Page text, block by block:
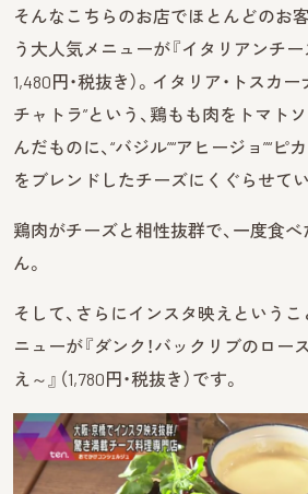
そんなこちらのお店でほとんどのお
う大人気メニューが『イタリアンチー
1,480円・税抜き）。イタリア・トスカ
チャトラ”という、鶏もも肉をトマト
んだものに、“バジル”“アヒージョ”“ピ
をブレンドしたチーズにくぐらせて
鶏肉がチーズと相性抜群で、一度食
ん。
そして、さらにインスタ映えという
ニューが『ダンク！バックリブのロー
え～』（1,780円・税抜き）です。